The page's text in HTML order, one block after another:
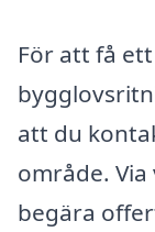
För att få
att du
område.
begära